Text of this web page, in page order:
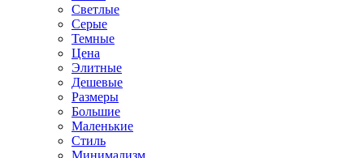
Светлые
Серые
Темные
Цена
Элитные
Дешевые
Размеры
Большие
Маленькие
Стиль
Минимализм